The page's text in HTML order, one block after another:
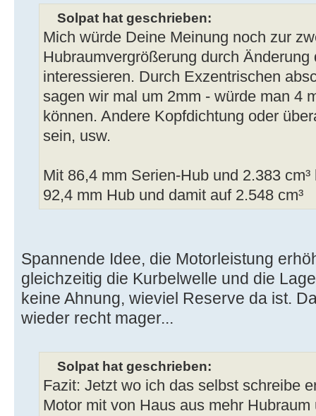
Solpat hat geschrieben:
Mich würde Deine Meinung noch zur
Hubraumvergrößerung durch Änderung
interessieren. Durch Exzentrischen
sagen wir mal um 2mm - würde man 4
können. Andere Kopfdichtung oder
sein, usw.
Mit 86,4 mm Serien-Hub und 2.383
92,4 mm Hub und damit auf 2.548 cm³
Spannende Idee, die Motorleistung
gleichzeitig die Kurbelwelle und die
keine Ahnung, wieviel Reserve da ist.
wieder recht mager...
Solpat hat geschrieben:
Fazit: Jetzt wo ich das selbst schreibe
Motor mit von Haus aus mehr